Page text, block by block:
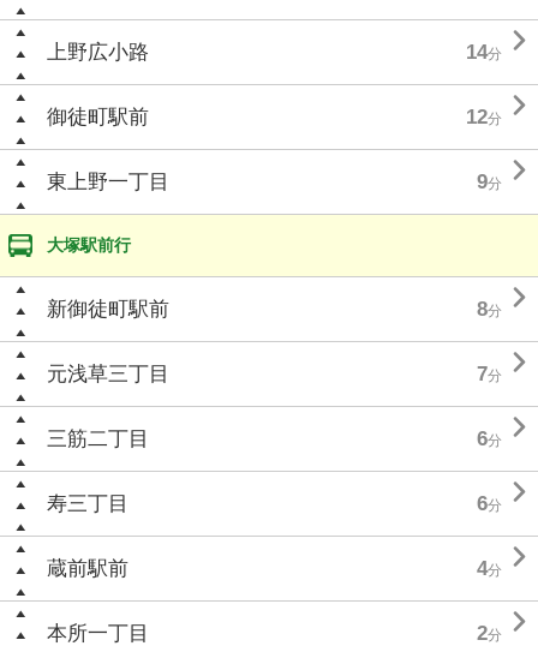
上野広小路 14分 
御徒町駅前 12分 
東上野一丁目 9分 
大塚駅前行
新御徒町駅前 8分 
元浅草三丁目 7分 
三筋二丁目 6分 
寿三丁目 6分 
蔵前駅前 4分 
本所一丁目 2分 